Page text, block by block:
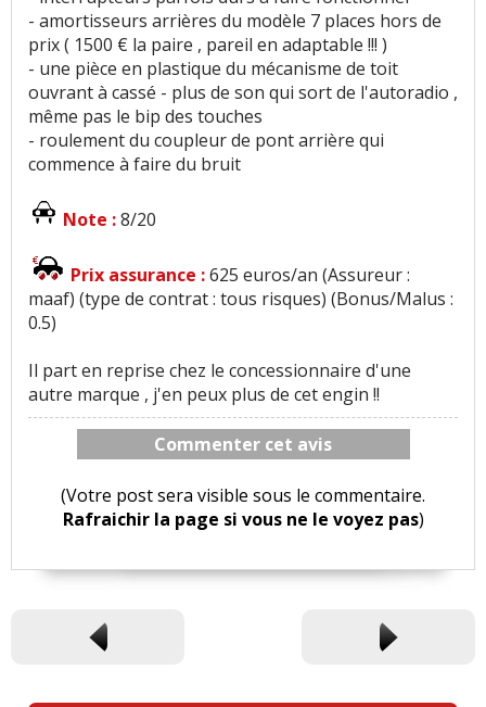
- amortisseurs arrières du modèle 7 places hors de
prix ( 1500 € la paire , pareil en adaptable !!! )
- une pièce en plastique du mécanisme de toit
ouvrant à cassé - plus de son qui sort de l'autoradio ,
même pas le bip des touches
- roulement du coupleur de pont arrière qui
commence à faire du bruit
Note :8/20
Prix assurance :625 euros/an (Assureur :
maaf) (type de contrat : tous risques) (Bonus/Malus :
0.5)
Il part en reprise chez le concessionnaire d'une
autre marque , j'en peux plus de cet engin !!
Commenter cet avis
(Votre post sera visible sous le commentaire.
Rafraichir la page si vous ne le voyez pas)